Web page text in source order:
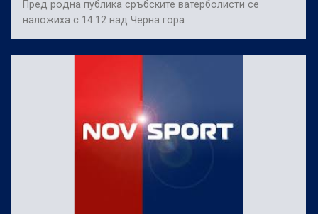
Пред родна публика сръбските ватерболисти се
наложиха с 14:12 над Черна гора